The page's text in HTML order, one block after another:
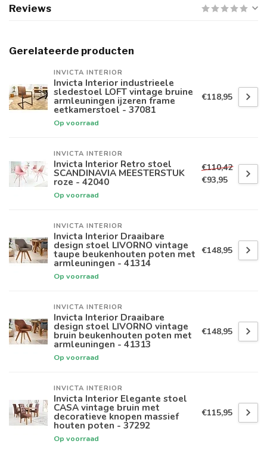
Reviews
Gerelateerde producten
INVICTA INTERIOR
Invicta Interior industrieele
sledestoel LOFT vintage bruine
armleuningen ijzeren frame
eetkamerstoel - 37081
Op voorraad
€118,95
INVICTA INTERIOR
Invicta Interior Retro stoel
SCANDINAVIA MEESTERSTUK
roze - 42040
Op voorraad
€110,42
€93,95
INVICTA INTERIOR
Invicta Interior Draaibare
design stoel LIVORNO vintage
taupe beukenhouten poten met
armleuningen - 41314
Op voorraad
€148,95
INVICTA INTERIOR
Invicta Interior Draaibare
design stoel LIVORNO vintage
bruin beukenhouten poten met
armleuningen - 41313
Op voorraad
€148,95
INVICTA INTERIOR
Invicta Interior Elegante stoel
CASA vintage bruin met
decoratieve knopen massief
houten poten - 37292
Op voorraad
€115,95